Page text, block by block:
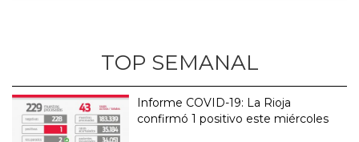
TOP SEMANAL
Informe COVID-19: La Rioja
confirmó 1 positivo este miércoles